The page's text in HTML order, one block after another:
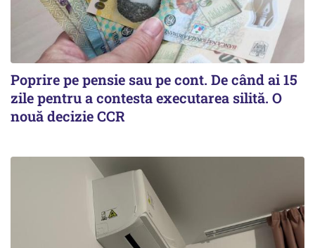
Poprire pe pensie sau pe cont. De când ai 15
zile pentru a contesta executarea silită. O
nouă decizie CCR